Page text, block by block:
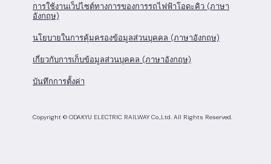
การใช้งานเว็ปไซต์ทางการของการรถไฟฟ้าโอดะคิว (ภาษา
อังกฤษ)
นโยบายในการคุ้มครองข้อมูลส่วนบุคคล (ภาษาอังกฤษ)
เกี่ยวกับการเก็บข้อมูลส่วนบุคคล (ภาษาอังกฤษ)
บันทึกการตั้งค่า
Copyright © ODAKYU ELECTRIC RAILWAY Co.,Ltd. All Rights Reserved.